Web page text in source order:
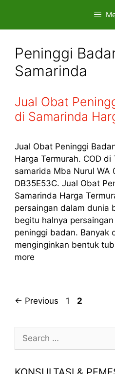
content
Peninggi
Samarinda
Jual Obat
di Samarinda
Jual Obat Peninggi
Harga Termurah. COD di
samarida Mba Nurul
DB35E53C. Jual Obat
Samarinda Harga
persaingan dalam dunia
begitu halnya
peninggi badan. Banyak
menginginkan bentuk
more
← Previous Page
1 Page
2
Search
for: